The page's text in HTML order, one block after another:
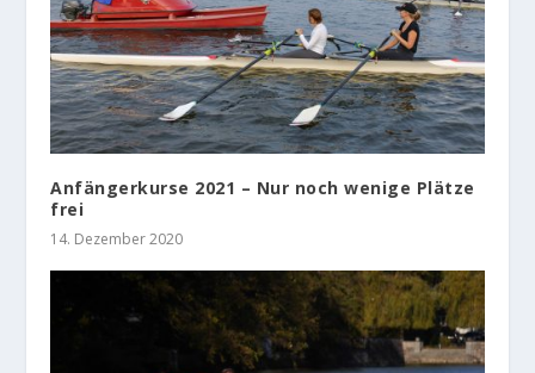
Anfängerkurse 2021 – Nur noch wenige Plätze
frei
14. Dezember 2020